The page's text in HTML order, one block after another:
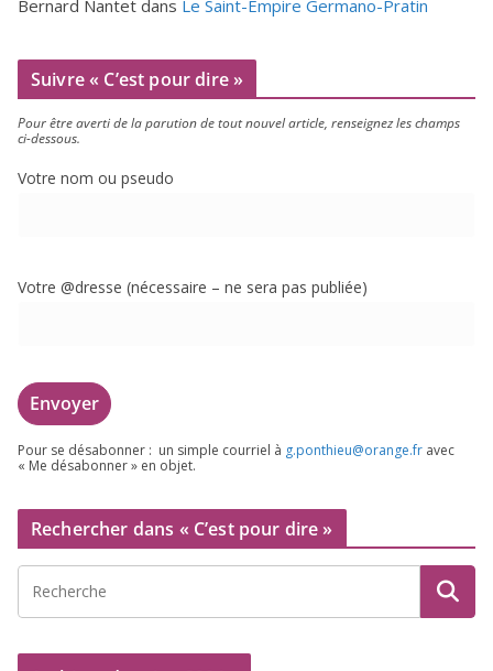
Bernard Nantet dans Le Saint-Empire Germano-Pratin
Suivre « C’est pour dire »
Pour être aver­ti de la paru­tion de tout nou­vel article, ren­sei­gnez les champs
ci-dessous.
Votre nom ou pseudo
Votre @dresse (néces­saire – ne sera pas publiée)
Pour se désa­bon­ner : un simple cour­riel à g.​ponthieu@​orange.​fr avec
« Me désa­bon­ner » en objet.
Rechercher dans « C’est pour dire »